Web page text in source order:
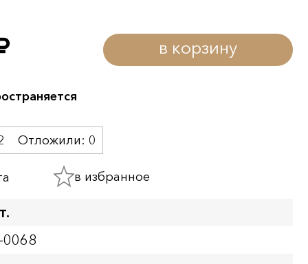
в корзину
Отложили: 0
в избранное